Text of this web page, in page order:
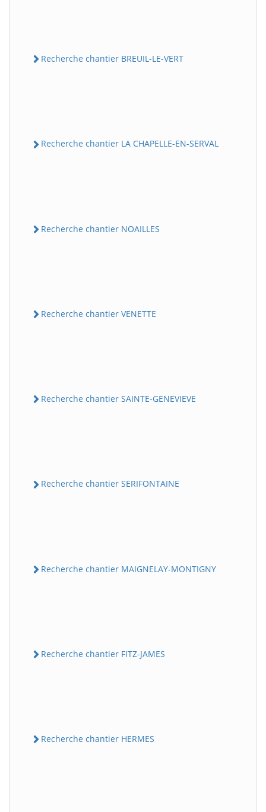
Recherche chantier BREUIL-LE-VERT
Recherche chantier LA CHAPELLE-EN-SERVAL
Recherche chantier NOAILLES
Recherche chantier VENETTE
Recherche chantier SAINTE-GENEVIEVE
Recherche chantier SERIFONTAINE
Recherche chantier MAIGNELAY-MONTIGNY
Recherche chantier FITZ-JAMES
Recherche chantier HERMES